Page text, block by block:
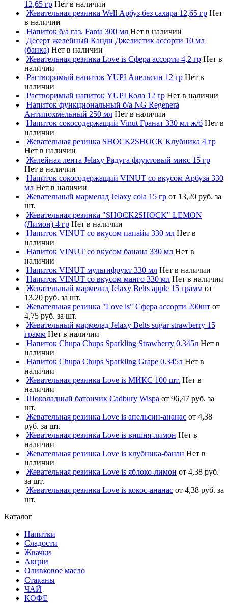
12,65 гр Нет в наличии
Жевательная резинка Well Арбуз без сахара 12,65 гр Нет
в наличии
Напиток б/а газ. Fanta 300 мл Нет в наличии
Десерт желейный Канди Джелистик ассорти 10 мл
(банка) Нет в наличии
Жевательная резинка Love is Сфера ассорти 4,2 гр Нет в
наличии
Растворимый напиток YUPI Апельсин 12 гр Нет в
наличии
Растворимый напиток YUPI Кола 12 гр Нет в наличии
Напиток функциональный б/а NG Regenera
Антипохмельный 250 мл Нет в наличии
Напиток сокосодержащий Vinut Гранат 330 мл ж/б Нет в
наличии
Жевательная резинка SHOCK2SHOCK Клубника 4 гр
Нет в наличии
Желейная лента Jelaxy Радуга фруктовый микс 15 гр
Нет в наличии
Напиток сокосодержащий VINUT со вкусом Арбуза 330
мл Нет в наличии
Жевательный мармелад Jelaxy cola 15 гр от 13,20 руб. за
шт.
Жевательная резинка "SHOCK2SHOCK" LEMON
(Лимон) 4 гр Нет в наличии
Напиток VINUT со вкусом папайи 330 мл Нет в
наличии
Напиток VINUT со вкусом банана 330 мл Нет в
наличии
Напиток VINUT мультифрукт 330 мл Нет в наличии
Напиток VINUT со вкусом манго 330 мл Нет в наличии
Жевательный мармелад Jelaxy Belts apple 15 грамм от
13,20 руб. за шт.
Жевательная резинка "Love is" Сфера ассорти 200шт от
4,75 руб. за шт.
Жевательный мармелад Jelaxy Belts sugar strawberry 15
грамм Нет в наличии
Напиток Chupa Chups Sparkling Strawberry 0.345л Нет в
наличии
Напиток Chupa Chups Sparkling Grape 0.345л Нет в
наличии
Жевательная резинка Love is МИКС 100 шт. Нет в
наличии
Шоколадный батончик Cadbury Wispa от 96,47 руб. за
шт.
Жевательная резинка Love is апельсин-ананас от 4,38
руб. за шт.
Жевательная резинка Love is вишня-лимон Нет в
наличии
Жевательная резинка Love is клубника-банан Нет в
наличии
Жевательная резинка Love is яблоко-лимон от 4,38 руб.
за шт.
Жевательная резинка Love is кокос-ананас от 4,38 руб. за
шт.
Каталог
Напитки
Сладости
Жвачки
Акции
Оливковое масло
Стаканы
ЧАЙ
КОФЕ